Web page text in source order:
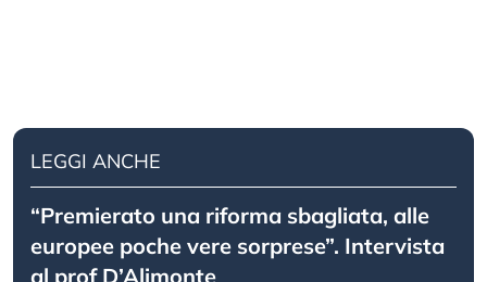
LEGGI ANCHE
“Premierato una riforma sbagliata, alle
europee poche vere sorprese”. Intervista
al prof D’Alimonte